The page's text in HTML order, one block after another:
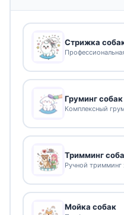
Стрижка
Груминг собак
Комплексный
Тримминг
Ручной
Мойка собак